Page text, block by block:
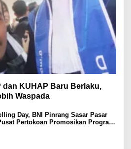
dan KUHAP Baru Berlaku,
Waspada
Day, BNI Pinrang Sasar Pasar
Pertokoan Promosikan Program